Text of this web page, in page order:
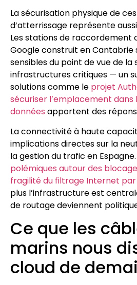
La sécurisation physique de
d’atterrissage représente
Les stations de raccordement
Google construit en Cantabrie
sensibles du point de vue de la
infrastructures critiques — un
solutions comme le projet
sécuriser l’emplacement
données apportent des
La connectivité à haute
implications directes sur la
la gestion du trafic en
polémiques autour des
fragilité du filtrage Internet par
plus l’infrastructure est
de routage deviennent
Ce que les
marins nous
cloud de